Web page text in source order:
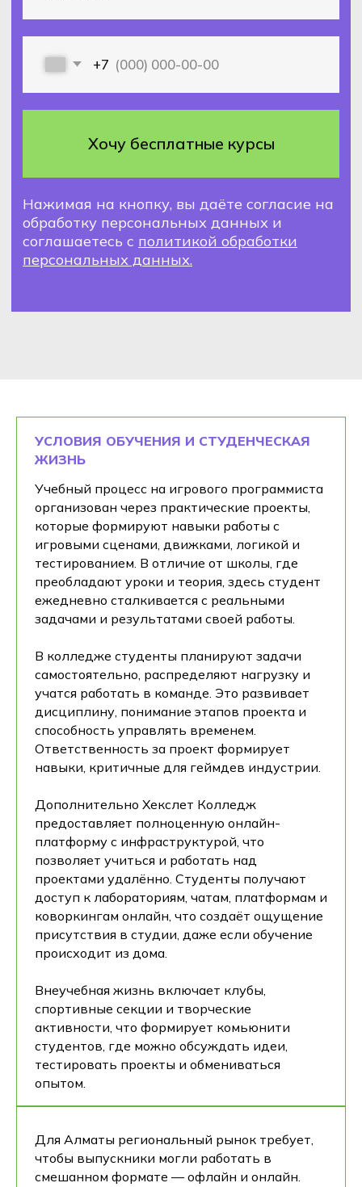
УСЛОВИЯ ОБУЧЕНИЯ И СТУДЕНЧЕСКАЯ
ЖИЗНЬ
Учебный процесс на игрового программиста
организован через практические проекты,
которые формируют навыки работы с
игровыми сценами, движками, логикой и
тестированием. В отличие от школы, где
преобладают уроки и теория, здесь студент
ежедневно сталкивается с реальными
задачами и результатами своей работы.
В колледже студенты планируют задачи
самостоятельно, распределяют нагрузку и
учатся работать в команде. Это развивает
дисциплину, понимание этапов проекта и
способность управлять временем.
Ответственность за проект формирует
навыки, критичные для геймдев индустрии.
Дополнительно Хекслет Колледж
предоставляет полноценную онлайн-
платформу с инфраструктурой, что
позволяет учиться и работать над
проектами удалённо. Студенты получают
доступ к лабораториям, чатам, платформам и
коворкингам онлайн, что создаёт ощущение
присутствия в студии, даже если обучение
происходит из дома.
Внеучебная жизнь включает клубы,
спортивные секции и творческие
активности, что формирует комьюнити
студентов, где можно обсуждать идеи,
тестировать проекты и обмениваться
опытом.
Для Алматы региональный рынок требует,
чтобы выпускники могли работать в
смешанном формате — офлайн и онлайн.
Получите полную
программу обучения
и тестовый доступ
к обучающей платформе
+7
консультант. В нём вы сможете получить
консультацию прямо сейчас,
не дожидаясь звонка менеджера.
Нажимая на кнопку Получить консультацию